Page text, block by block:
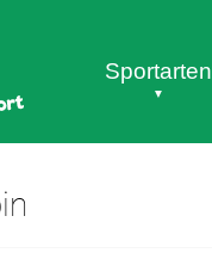
Sportarten